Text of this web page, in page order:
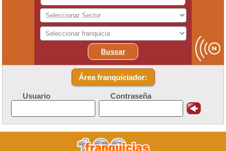
Buscar
Área franquiciador:
Usuario Contraseña